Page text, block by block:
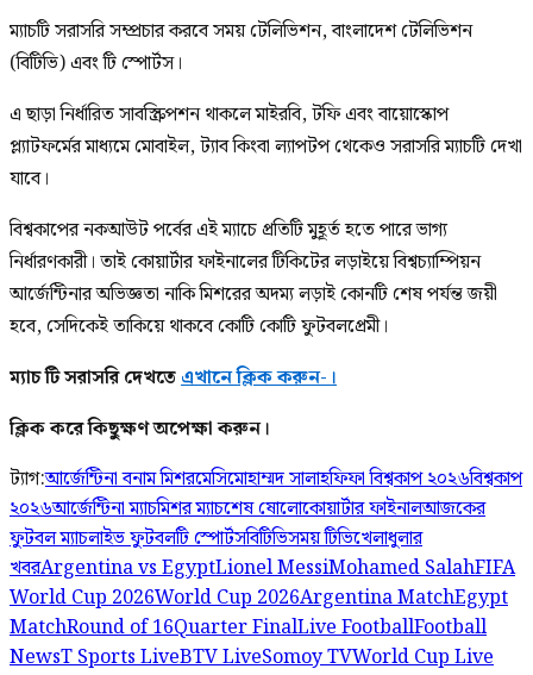
ম্যাচটি সরাসরি সম্প্রচার করবে সময় টেলিভিশন, বাংলাদেশ টেলিভিশন
(বিটিভি) এবং টি স্পোর্টস।
এ ছাড়া নির্ধারিত সাবস্ক্রিপশন থাকলে মাইরবি, টফি এবং বায়োস্কোপ
প্ল্যাটফর্মের মাধ্যমে মোবাইল, ট্যাব কিংবা ল্যাপটপ থেকেও সরাসরি ম্যাচটি দেখা
যাবে।
বিশ্বকাপের নকআউট পর্বের এই ম্যাচে প্রতিটি মুহূর্ত হতে পারে ভাগ্য
নির্ধারণকারী। তাই কোয়ার্টার ফাইনালের টিকিটের লড়াইয়ে বিশ্বচ্যাম্পিয়ন
আর্জেন্টিনার অভিজ্ঞতা নাকি মিশরের অদম্য লড়াই কোনটি শেষ পর্যন্ত জয়ী
হবে, সেদিকেই তাকিয়ে থাকবে কোটি কোটি ফুটবলপ্রেমী।
ম্যাচ টি সরাসরি দেখতেএখানে ক্লিক করুন-।
ক্লিক করে কিছুক্ষণ অপেক্ষা করুন।
ট্যাগ:আর্জেন্টিনা বনাম মিশরমেসিমোহাম্মদ সালাহফিফা বিশ্বকাপ ২০২৬বিশ্বকাপ
২০২৬আর্জেন্টিনা ম্যাচমিশর ম্যাচশেষ ষোলোকোয়ার্টার ফাইনালআজকের
ফুটবল ম্যাচলাইভ ফুটবলটি স্পোর্টসবিটিভিসময় টিভিখেলাধুলার
খবরArgentina vs EgyptLionel MessiMohamed SalahFIFA
World Cup 2026World Cup 2026Argentina MatchEgypt
MatchRound of 16Quarter FinalLive FootballFootball
NewsT Sports LiveBTV LiveSomoy TVWorld Cup Live